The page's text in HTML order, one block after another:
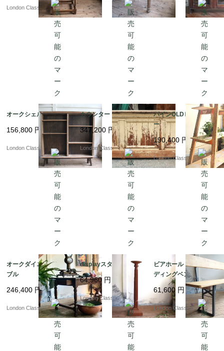
London Classics
オークシェルフ
156,800 円
London Classics
カウンター
347,200 円
London Classics
パインOLDビッグラダ
ー
190,400 円
London Classics
オークダイニングテー
ブル
246,400 円
London Classics
displayスタンド
64,960 円
London Classics
ビアホール フォール
ディングベンチ
61,600 円
London Classics